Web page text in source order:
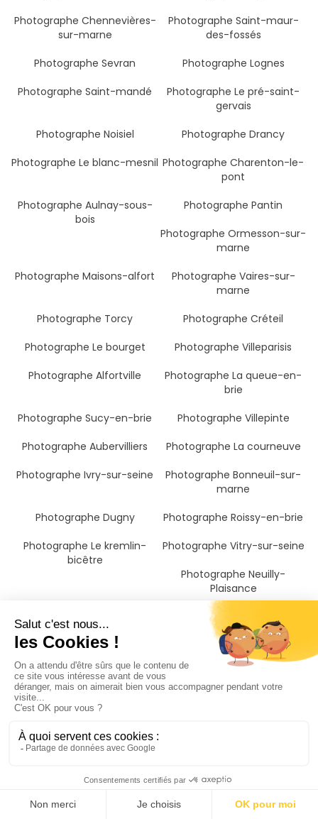
Photographe Chennevières-
sur-marne
Photographe Saint-maur-
des-fossés
Photographe Sevran
Photographe Lognes
Photographe Saint-mandé
Photographe Le pré-saint-
gervais
Photographe Noisiel
Photographe Drancy
Photographe Le blanc-mesnil Photographe Charenton-le-
pont
Photographe Aulnay-sous-
bois
Photographe Pantin
Photographe Ormesson-sur-
marne
Photographe Maisons-alfort
Photographe Vaires-sur-
marne
Photographe Torcy
Photographe Créteil
Photographe Le bourget
Photographe Villeparisis
Photographe Alfortville
Photographe La queue-en-
brie
Photographe Sucy-en-brie
Photographe Villepinte
Photographe Aubervilliers
Photographe La courneuve
Photographe Ivry-sur-seine
Photographe Bonneuil-sur-
marne
Photographe Dugny
Photographe Roissy-en-brie
Photographe Le kremlin-
bicêtre
Photographe Vitry-sur-seine
Photographe Neuilly-
Plaisance
Photographe Seine-saint-
denis
simple de trouver un